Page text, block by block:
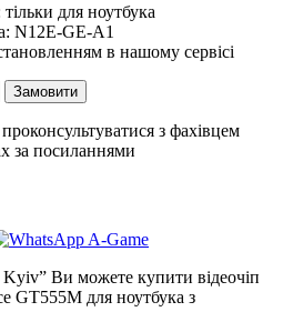
тільки для ноутбука
N12E-GE-A1
в нашому сервісі
Замовити
з фахівцем
за посиланнями
Ви можете купити відеочіп
GT555M для ноутбука з